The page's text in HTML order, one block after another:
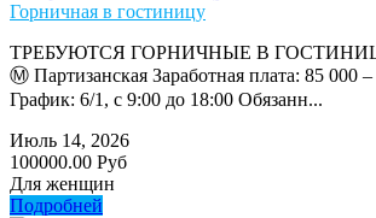
Горничная в гостиницу
ТРЕБУЮТСЯ ГОРНИЧНЫЕ В ГОСТИНИЦУ
Ⓜ️ Партизанская Заработная плата: 85 000
График: 6/1, с 9:00 до 18:00 Обязанн...
Июль 14, 2026
100000.00 Руб
Для женщин
Подробней